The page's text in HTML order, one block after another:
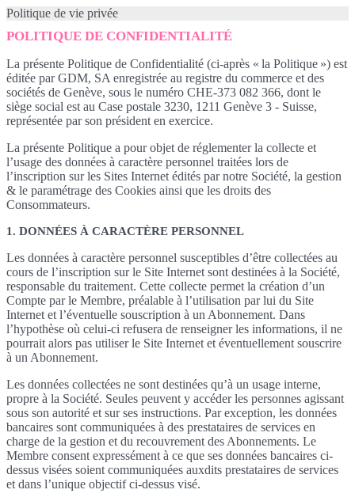
Politique de vie privée
POLITIQUE DE CONFIDENTIALITÉ
La présente Politique de Confidentialité (ci-après « la Politique ») est
éditée par GDM, SA enregistrée au registre du commerce et des
sociétés de Genève, sous le numéro CHE-373 082 366, dont le
siège social est au Case postale 3230, 1211 Genève 3 - Suisse,
représentée par son président en exercice.
La présente Politique a pour objet de réglementer la collecte et
l’usage des données à caractère personnel traitées lors de
l’inscription sur les Sites Internet édités par notre Société, la gestion
& le paramétrage des Cookies ainsi que les droits des
Consommateurs.
1. DONNÉES À CARACTÈRE PERSONNEL
Les données à caractère personnel susceptibles d’être collectées au
cours de l’inscription sur le Site Internet sont destinées à la Société,
responsable du traitement. Cette collecte permet la création d’un
Compte par le Membre, préalable à l’utilisation par lui du Site
Internet et l’éventuelle souscription à un Abonnement. Dans
l’hypothèse où celui-ci refusera de renseigner les informations, il ne
pourrait alors pas utiliser le Site Internet et éventuellement souscrire
à un Abonnement.
Les données collectées ne sont destinées qu’à un usage interne,
propre à la Société. Seules peuvent y accéder les personnes agissant
sous son autorité et sur ses instructions. Par exception, les données
bancaires sont communiquées à des prestataires de services en
charge de la gestion et du recouvrement des Abonnements. Le
Membre consent expressément à ce que ses données bancaires ci-
dessus visées soient communiquées auxdits prestataires de services
et dans l’unique objectif ci-dessus visé.